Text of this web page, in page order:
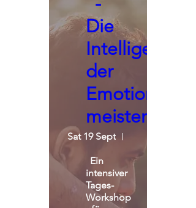
Die
Intelligenz
der
Emotionen
meistern
Sat 19 Sept
Ein
intensiver
Tages-
Workshop